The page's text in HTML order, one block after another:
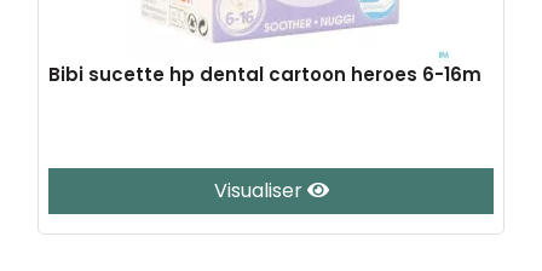
Bibi sucette hp dental cartoon heroes 6-16m
Visualiser